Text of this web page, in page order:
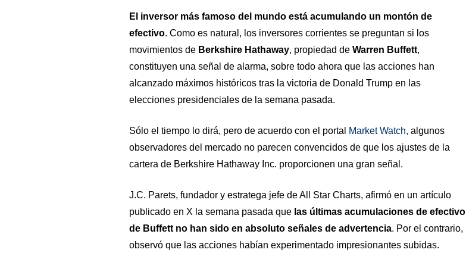
El inversor más famoso del mundo está acumulando un montón de
efectivo. Como es natural, los inversores corrientes se preguntan si los
movimientos de Berkshire Hathaway, propiedad de Warren Buffett,
constituyen una señal de alarma, sobre todo ahora que las acciones han
alcanzado máximos históricos tras la victoria de Donald Trump en las
elecciones presidenciales de la semana pasada.
Sólo el tiempo lo dirá, pero de acuerdo con el portal Market Watch, algunos
observadores del mercado no parecen convencidos de que los ajustes de la
cartera de Berkshire Hathaway Inc. proporcionen una gran señal.
J.C. Parets, fundador y estratega jefe de All Star Charts, afirmó en un artículo
publicado en X la semana pasada que las últimas acumulaciones de efectivo
de Buffett no han sido en absoluto señales de advertencia. Por el contrario,
observó que las acciones habían experimentado impresionantes subidas.